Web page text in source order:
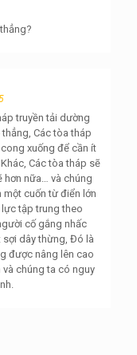
truyền tải dường
Các tòa tháp
xuống để cần ít
Các tòa tháp sẽ
hơn nữa… và chúng
một cuốn từ điển lớn
tập trung theo
cố gắng nhấc
dây thừng, Đó là
được nâng lên cao
và chúng ta có nguy